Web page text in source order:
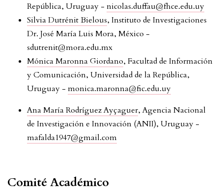
República, Uruguay - nicolas.duffau@fhce.edu.uy
Silvia Dutrénit Bielous, Instituto de Investigaciones
Dr. José María Luis Mora, México -
sdutrenit@mora.edu.mx
Mónica Maronna Giordano, Facultad de Información
y Comunicación, Universidad de la República,
Uruguay - monica.maronna@fic.edu.uy
Ana María Rodríguez Ayçaguer, Agencia Nacional
de Investigación e Innovación (ANII), Uruguay -
mafalda1947@gmail.com
Comité Académico